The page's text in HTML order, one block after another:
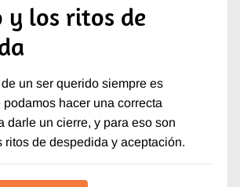
y los ritos de
un ser querido siempre es
podamos hacer una correcta
darle un cierre, y para eso son
ritos de despedida y aceptación.